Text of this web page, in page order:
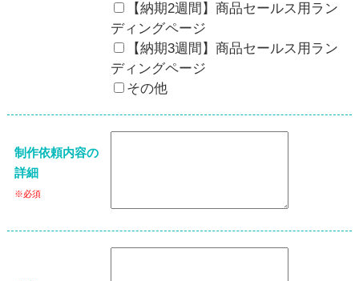
【納期2週間】商品セールス用ラン
ディングページ
【納期3週間】商品セールス用ラン
ディングページ
その他
制作依頼内容の
詳細
※必須